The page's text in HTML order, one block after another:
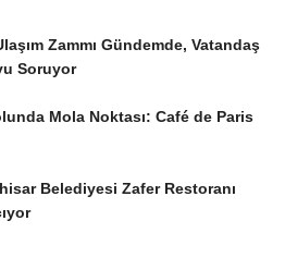
Zammı Gündemde, Vatandaş
Soruyor
Mola Noktası: Café de Paris
Belediyesi Zafer Restoranı